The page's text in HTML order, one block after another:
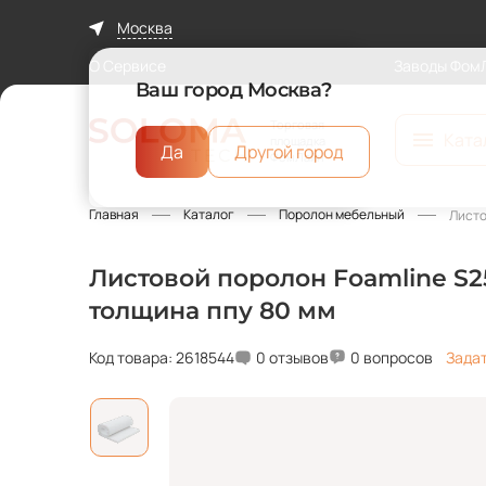
Москва
О Сервисе
Торговая
ФомЛайн
Главная Каталог Поролон мебельный
Листовой поролон Foamline
толщина ппу 80 мм
Код товара: 2618544 0 отзывов 0 вопросов
Ваш город Москва?
Да Другой город